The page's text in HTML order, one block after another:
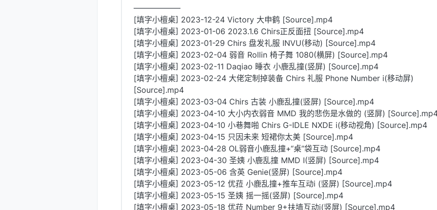
——————
[填字小檀桌] 2023-12-24 Victory 大申鹤 [Source].mp4
[填字小檀桌] 2023-01-06 2023.1.6 Chirs正反面扭 [Source].mp4
[填字小檀桌] 2023-01-29 Chirs 盘发礼服 INVU(移动) [Source].mp4
[填字小檀桌] 2023-02-04 弱音 Rollin 椅子舞 1080(横屏) [Source].mp4
[填字小檀桌] 2023-02-11 Daqiao 睡衣 小鹿乱撞(竖屏) [Source].mp4
[填字小檀桌] 2023-02-24 大佬定制掉装备 Chirs 礼服 Phone Number i(移动屏)
[Source].mp4
[填字小檀桌] 2023-03-04 Chirs 古装 小鹿乱撞(竖屏) [Source].mp4
[填字小檀桌] 2023-04-10 大小内衣弱音 MMD 我的悲伤是水做的 (竖屏)
[填字小檀桌] 2023-04-10 小巷舞啪 Chirs G-IDLE NXDE i(移动视角) [Source].mp4
[填字小檀桌] 2023-04-15 只因未来 短裙你太美 [Source].mp4
[填字小檀桌] 2023-04-28 OL弱音小鹿乱撞+“桌”袋互动 [Source].mp4
[填字小檀桌] 2023-04-30 圣姨 小鹿乱撞 MMD I(竖屏) [Source].mp4
[填字小檀桌] 2023-05-06 含英 Genie(竖屏) [Source].mp4
[填字小檀桌] 2023-05-12 优菈 小鹿乱撞+推车互动i (竖屏) [Source].mp4
[填字小檀桌] 2023-05-15 圣姨 摇一摇(竖屏) [Source].mp4
[填字小檀桌] 2023-05-18 优菈 Number 9+扶墙互动i(竖屏) [Source].mp4